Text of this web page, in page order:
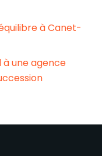
à Canet-
une agence